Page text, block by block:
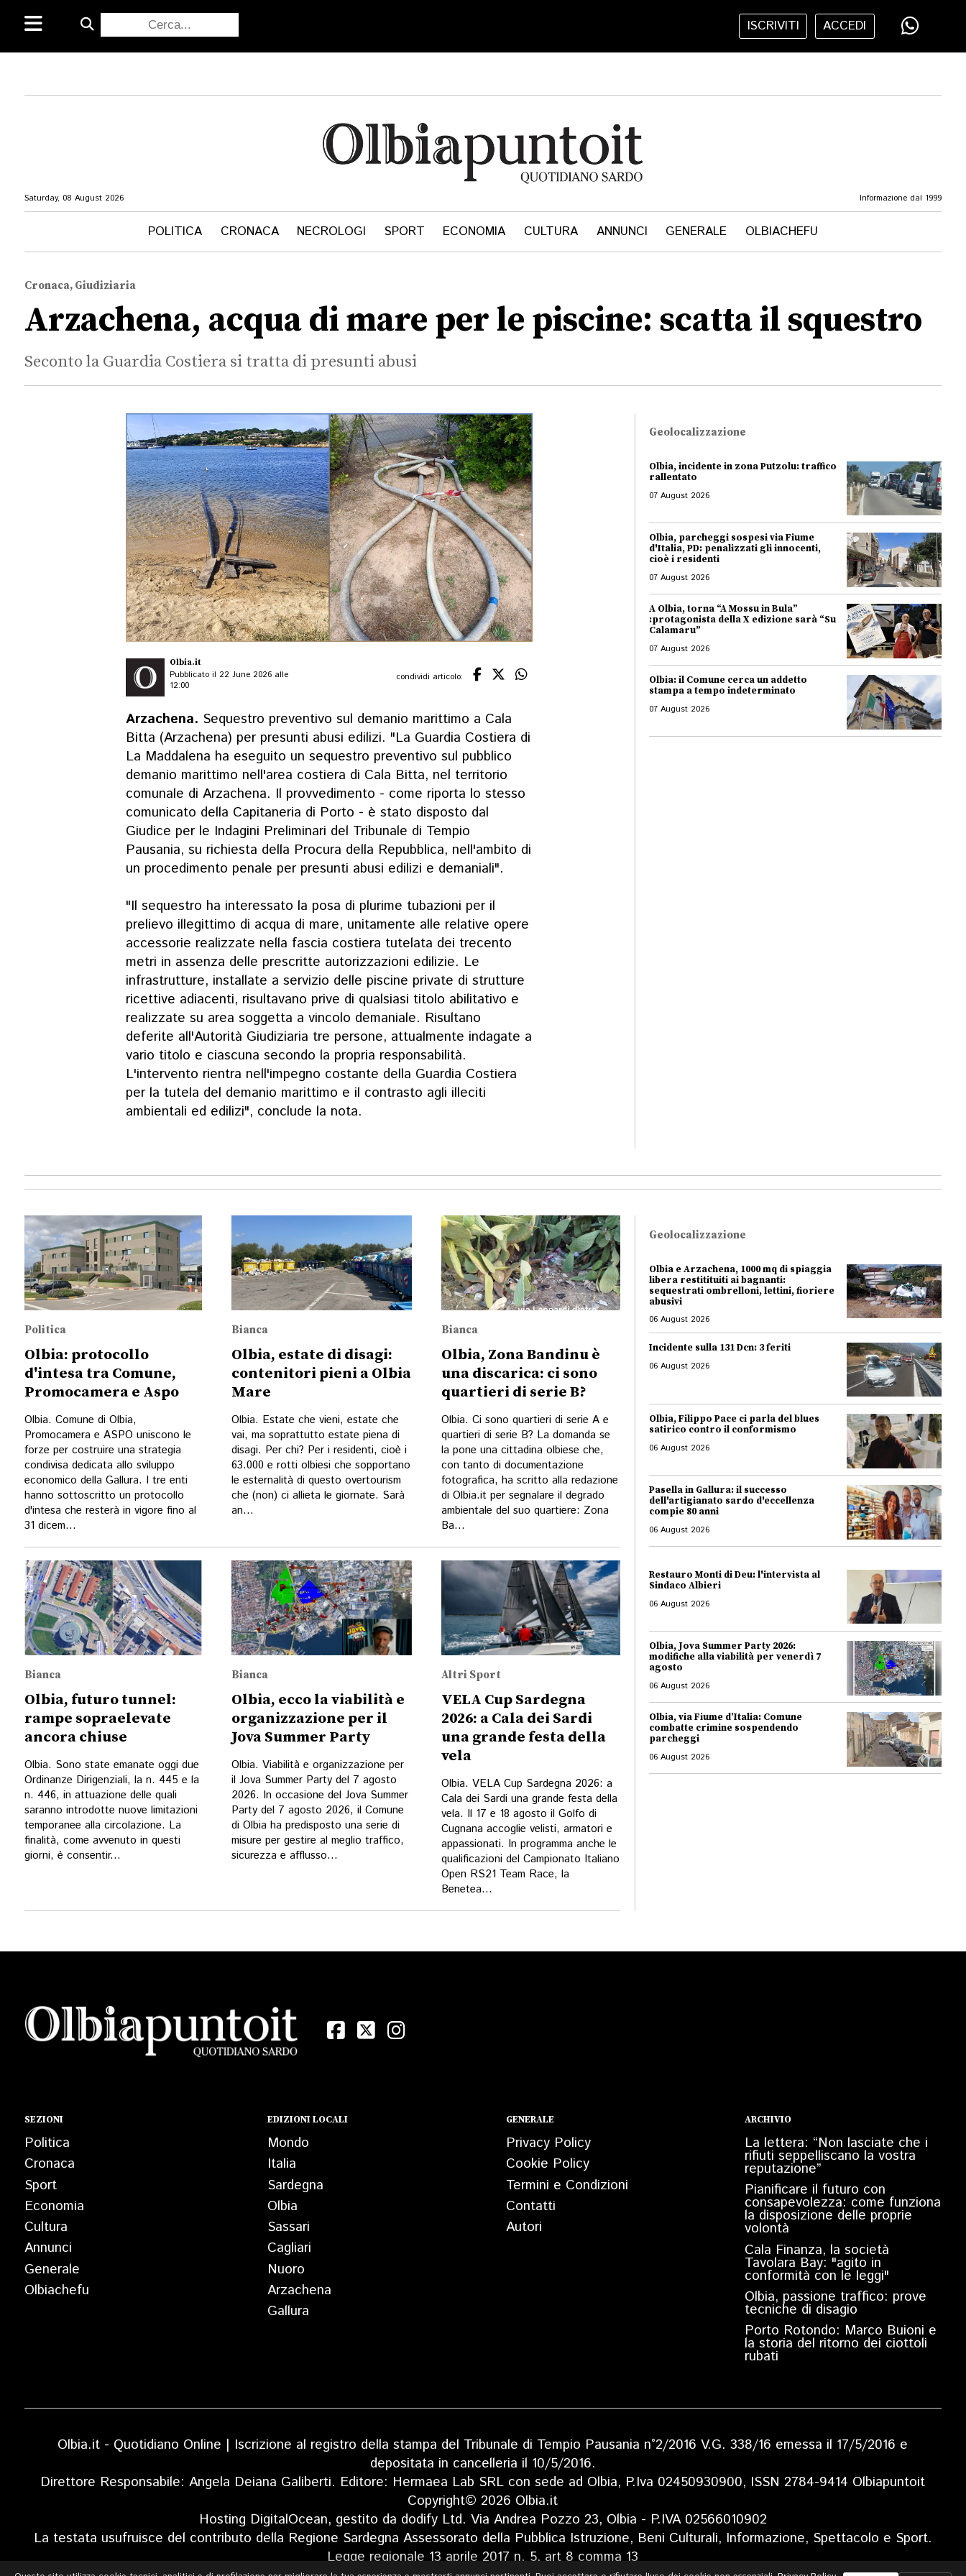
ISCRIVITI ACCEDI
Saturday, 08 August 2026 Informazione dal 1999
POLITICA CRONACA NECROLOGI SPORT ECONOMIA CULTURA ANNUNCI GENERALE OLBIACHEFU
Cronaca, Giudiziaria
Arzachena, acqua di mare per le piscine: scatta il squestro
Seconto la Guardia Costiera si tratta di presunti abusi
Olbia.it
Pubblicato il 22 June 2026 alle
12:00
condividi articolo:
Arzachena. Sequestro preventivo sul demanio marittimo a Cala
Bitta (Arzachena) per presunti abusi edilizi. "La Guardia Costiera di
La Maddalena ha eseguito un sequestro preventivo sul pubblico
demanio marittimo nell'area costiera di Cala Bitta, nel territorio
comunale di Arzachena. Il provvedimento - come riporta lo stesso
comunicato della Capitaneria di Porto - è stato disposto dal
Giudice per le Indagini Preliminari del Tribunale di Tempio
Pausania, su richiesta della Procura della Repubblica, nell'ambito di
un procedimento penale per presunti abusi edilizi e demaniali".
"Il sequestro ha interessato la posa di plurime tubazioni per il
prelievo illegittimo di acqua di mare, unitamente alle relative opere
accessorie realizzate nella fascia costiera tutelata dei trecento
metri in assenza delle prescritte autorizzazioni edilizie. Le
infrastrutture, installate a servizio delle piscine private di strutture
ricettive adiacenti, risultavano prive di qualsiasi titolo abilitativo e
realizzate su area soggetta a vincolo demaniale. Risultano
deferite all'Autorità Giudiziaria tre persone, attualmente indagate a
vario titolo e ciascuna secondo la propria responsabilità.
L'intervento rientra nell'impegno costante della Guardia Costiera
per la tutela del demanio marittimo e il contrasto agli illeciti
ambientali ed edilizi", conclude la nota.
Geolocalizzazione
Olbia, incidente in zona Putzolu: traffico
rallentato
07 August 2026
Olbia, parcheggi sospesi via Fiume
d'Italia, PD: penalizzati gli innocenti,
cioè i residenti
07 August 2026
A Olbia, torna “A Mossu in Bula”
:protagonista della X edizione sarà “Su
Calamaru”
07 August 2026
Olbia: il Comune cerca un addetto
stampa a tempo indeterminato
07 August 2026
Politica
Olbia: protocollo
d'intesa tra Comune,
Promocamera e Aspo
Olbia. Comune di Olbia,
Promocamera e ASPO uniscono le
forze per costruire una strategia
condivisa dedicata allo sviluppo
economico della Gallura. I tre enti
hanno sottoscritto un protocollo
d'intesa che resterà in vigore fino al
31 dicem...
Bianca
Olbia, estate di disagi:
contenitori pieni a Olbia
Mare
Olbia. Estate che vieni, estate che
vai, ma soprattutto estate piena di
disagi. Per chi? Per i residenti, cioè i
63.000 e rotti olbiesi che sopportano
le esternalità di questo overtourism
che (non) ci allieta le giornate. Sarà
an...
Bianca
Olbia, Zona Bandinu è
una discarica: ci sono
quartieri di serie B?
Olbia. Ci sono quartieri di serie A e
quartieri di serie B? La domanda se
la pone una cittadina olbiese che,
con tanto di documentazione
fotografica, ha scritto alla redazione
di Olbia.it per segnalare il degrado
ambientale del suo quartiere: Zona
Ba...
Bianca
Olbia, futuro tunnel:
rampe sopraelevate
ancora chiuse
Olbia. Sono state emanate oggi due
Ordinanze Dirigenziali, la n. 445 e la
n. 446, in attuazione delle quali
saranno introdotte nuove limitazioni
temporanee alla circolazione. La
finalità, come avvenuto in questi
giorni, è consentir...
Bianca
Olbia, ecco la viabilità e
organizzazione per il
Jova Summer Party
Olbia. Viabilità e organizzazione per
il Jova Summer Party del 7 agosto
2026. In occasione del Jova Summer
Party del 7 agosto 2026, il Comune
di Olbia ha predisposto una serie di
misure per gestire al meglio traffico,
sicurezza e afflusso...
Altri Sport
VELA Cup Sardegna
2026: a Cala dei Sardi
una grande festa della
vela
Olbia. VELA Cup Sardegna 2026: a
Cala dei Sardi una grande festa della
vela. Il 17 e 18 agosto il Golfo di
Cugnana accoglie velisti, armatori e
appassionati. In programma anche le
qualificazioni del Campionato Italiano
Open RS21 Team Race, la
Benetea...
Geolocalizzazione
Olbia e Arzachena, 1000 mq di spiaggia
libera restitituiti ai bagnanti:
sequestrati ombrelloni, lettini, fioriere
abusivi
06 August 2026
Incidente sulla 131 Dcn: 3 feriti
06 August 2026
Olbia, Filippo Pace ci parla del blues
satirico contro il conformismo
06 August 2026
Pasella in Gallura: il successo
dell'artigianato sardo d'eccellenza
compie 80 anni
06 August 2026
Restauro Monti di Deu: l'intervista al
Sindaco Albieri
06 August 2026
Olbia, Jova Summer Party 2026:
modifiche alla viabilità per venerdì 7
agosto
06 August 2026
Olbia, via Fiume d’Italia: Comune
combatte crimine sospendendo
parcheggi
06 August 2026
SEZIONI
Politica
Cronaca
Sport
Economia
Cultura
Annunci
Generale
Olbiachefu
EDIZIONI LOCALI
Mondo
Italia
Sardegna
Olbia
Sassari
Cagliari
Nuoro
Arzachena
Gallura
GENERALE
Privacy Policy
Cookie Policy
Termini e Condizioni
Contatti
Autori
ARCHIVIO
La lettera: “Non lasciate che i
rifiuti seppelliscano la vostra
reputazione”
Pianificare il futuro con
consapevolezza: come funziona
la disposizione delle proprie
volontà
Cala Finanza, la società
Tavolara Bay: "agito in
conformità con le leggi"
Olbia, passione traffico: prove
tecniche di disagio
Porto Rotondo: Marco Buioni e
la storia del ritorno dei ciottoli
rubati
Olbia.it - Quotidiano Online | Iscrizione al registro della stampa del Tribunale di Tempio Pausania n°2/2016 V.G. 338/16 emessa il 17/5/2016 e
depositata in cancelleria il 10/5/2016.
Direttore Responsabile: Angela Deiana Galiberti. Editore: Hermaea Lab SRL con sede ad Olbia, P.Iva 02450930900, ISSN 2784-9414 Olbiapuntoit
Copyright© 2026 Olbia.it
Hosting DigitalOcean, gestito da dodify Ltd. Via Andrea Pozzo 23, Olbia - P.IVA 02566010902
La testata usufruisce del contributo della Regione Sardegna Assessorato della Pubblica Istruzione, Beni Culturali, Informazione, Spettacolo e Sport.
Legge regionale 13 aprile 2017 n. 5, art 8 comma 13